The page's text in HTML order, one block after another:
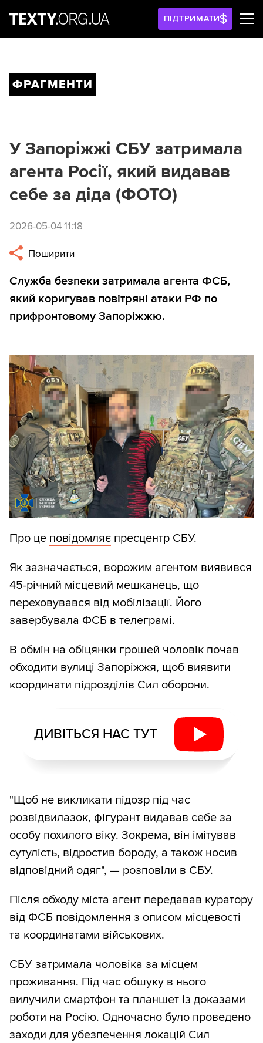
ПІДТРИМАТИ
ФРАГМЕНТИ
У Запоріжжі СБУ затримала
агента Росії, який видавав
себе за діда (ФОТО)
2026-05-04 11:18
Поширити
Служба безпеки затримала агента ФСБ,
який коригував повітряні атаки РФ по
прифронтовому Запоріжжю.
Про це повідомляє пресцентр СБУ.
Як зазначається, ворожим агентом виявився
45-річний місцевий мешканець, що
переховувався від мобілізації. Його
завербувала ФСБ в телеграмі.
В обмін на обіцянки грошей чоловік почав
обходити вулиці Запоріжжя, щоб виявити
координати підрозділів Сил оборони.
ДИВІТЬСЯ НАС ТУТ
"Щоб не викликати підозр під час
розвідвилазок, фігурант видавав себе за
особу похилого віку. Зокрема, він імітував
сутулість, відростив бороду, а також носив
відповідний одяг", — розповіли в СБУ.
Після обходу міста агент передавав куратору
від ФСБ повідомлення з описом місцевості
та координатами військових.
СБУ затримала чоловіка за місцем
проживання. Під час обшуку в нього
вилучили смартфон та планшет із доказами
роботи на Росію. Одночасно було проведено
заходи для убезпечення локацій Сил